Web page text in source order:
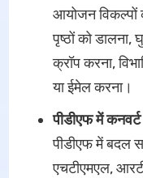
आयोजन
पृष्ठों को डालना,
क्रॉप करना,
या ईमेल करना।
पीडीएफ में
पीडीएफ में बदल
एचटीएमएल,